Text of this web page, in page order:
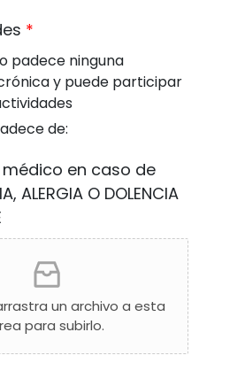
*
padece ninguna
y puede participar
de:
en caso de
ALERGIA O DOLENCIA
un archivo a esta
para subirlo.